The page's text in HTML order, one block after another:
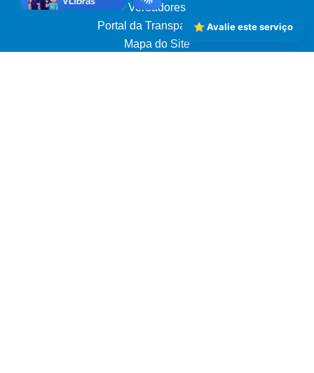
Vereadores
Portal da Transparência
Mapa do Site
⭐ Avalie este serviço